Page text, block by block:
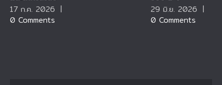
17 ก.ค. 2026 |
0 Comments
29 มิ.ย. 2026 |
0 Comments